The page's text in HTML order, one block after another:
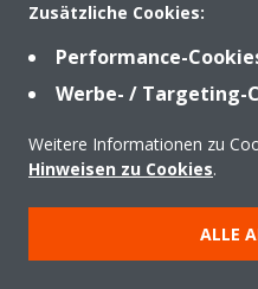
Kontakt
Zusätzliche Cookies:
Performance-
Werbe- / Targeting-
Weitere Informationen zu
Hinweisen zu Cookies.
ALLE